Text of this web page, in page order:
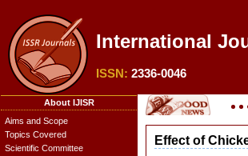
International
ISSN: 2336-0046
About IJISR
Aims and Scope
Topics Covered
Scientific Committee
Effect of